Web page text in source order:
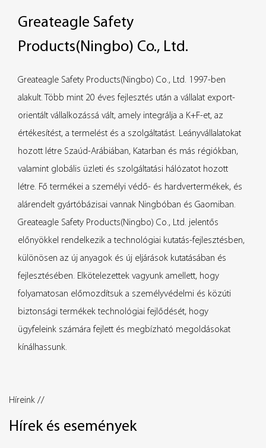
Greateagle Safety
Products(Ningbo) Co., Ltd.
Greateagle Safety Products(Ningbo) Co., Ltd. 1997-ben
alakult. Több mint 20 éves fejlesztés után a vállalat export-
orientált vállalkozássá vált, amely integrálja a K+F-et, az
értékesítést, a termelést és a szolgáltatást. Leányvállalatokat
hozott létre Szaúd-Arábiában, Katarban és más régiókban,
valamint globális üzleti és szolgáltatási hálózatot hozott
létre. Fő termékei a személyi védő- és hardvertermékek, és
alárendelt gyártóbázisai vannak Ningbóban és Gaomiban.
Greateagle Safety Products(Ningbo) Co., Ltd. jelentős
előnyökkel rendelkezik a technológiai kutatás-fejlesztésben,
különösen az új anyagok és új eljárások kutatásában és
fejlesztésében. Elkötelezettek vagyunk amellett, hogy
folyamatosan előmozdítsuk a személyvédelmi és közúti
biztonsági termékek technológiai fejlődését, hogy
ügyfeleink számára fejlett és megbízható megoldásokat
kínálhassunk.
Híreink //
Hírek és események